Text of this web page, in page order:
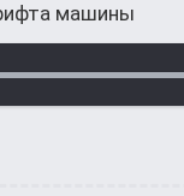
машины